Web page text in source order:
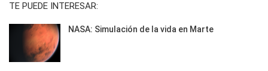
TE PUEDE INTERESAR:
NASA: Simulación de la vida en Marte